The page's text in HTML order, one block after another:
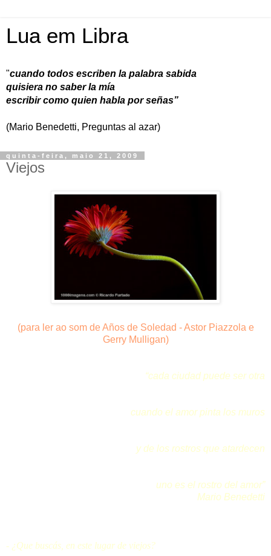
Lua em Libra
"cuando todos escriben la palabra sabida
quisiera no saber la mía
escribir como quien habla por señas”
(Mario Benedetti, Preguntas al azar)
quinta-feira, maio 21, 2009
Viejos
(para ler ao som de Años de Soledad - Astor Piazzola e
Gerry Mulligan)
“cada ciudad puede ser otra
cuando el amor pinta los muros
y de los rostros que atardecen
uno es el rostro del amor”
Mario Benedetti
- ¿Que buscás, en este lugar de viejos?